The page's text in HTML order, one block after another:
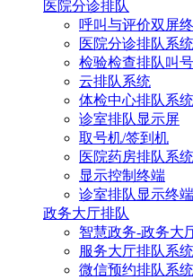
医院分诊排队
呼叫与评价双屏
医院分诊排队系统
检验检查排队叫
云排队系统
体检中心排队系统
诊室排队显示屏
取号机/签到机
医院药房排队系统
显示控制终端
诊室排队显示终端
政务大厅排队
智慧政务-政务大
服务大厅排队系统
微信预约排队系统